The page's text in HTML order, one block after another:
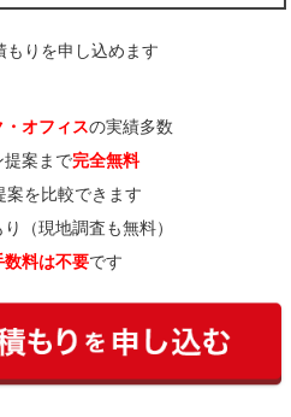
もりを申し込めます
・オフィスの実績多数
提案まで完全無料
案を比較できます
（現地調査も無料）
数料は不要です